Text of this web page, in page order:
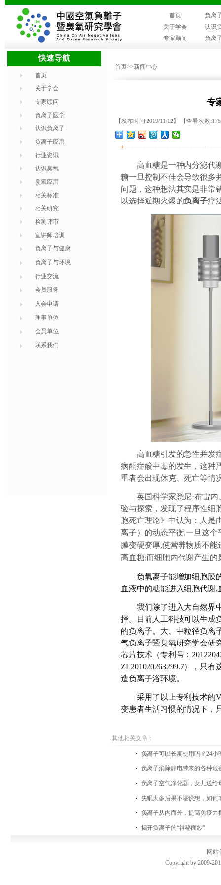
首页
负离
关于学会
认识
专家顾问
负离
快速导航
首页
关于学会
专家顾问
负离子医学
认识负离子
负离子应用
行业资讯
认识臭氧
臭氧应用
相关标准
相关研究
检测评审
宣讲师培训
负离子与健康
负离子与环境
行业交流
会员服务
入会申请
理事单位
会员单位
联系我们
首页>>新闻中心
专
【发布时间:2019/11/12】 【查看次数
+
高血糖是一种内分泌代
糖一旦控制不佳会导致很多
问题，这种想法其实是非常
以选择近期火爆的负离子疗
高血糖引发的急性并发
病酮症酸中毒的发生，这种
重者会出现休克、死亡等情
英国科学家悉尼·布雷
验与探索，发现了程序性细
胞死亡理论》中认为：人是
离子）的动态平衡,一旦这个
膜变硬变厚,使营养物质不能
高血糖;而细胞内代谢产生的
负氧离子能增加细胞膜
血液中的糖能进入细胞代谢
我们除了进入大自然界
择。目前人工科技可以生成
的负离子。大、中粒径负离
气负离子暨臭氧研究学会研
芯片技术（专利号：
ZL201020263299.7），只
造负离子浴环境。
采用了以上专利技术的
变患者生活习惯的情况下，
其他相关文章：
负离子可以长期使用吗？24小
负离子消除静电带来的各种危
负离子空气净化器，女儿送给
失眠太多后果不堪设想，如何
负离子从内而外，提高免疫力
揭开负离子的“神秘面纱”
网站
Copyright by 2009-